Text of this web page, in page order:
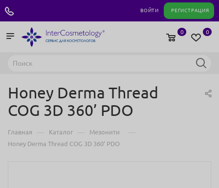
ВОЙТИ РЕГИСТРАЦИЯ
0
0
Honey Derma Thread
COG 3D 360’ PDO
Главная — Каталог — Мезонити —
Honey Derma Thread COG 3D 360’ PDO